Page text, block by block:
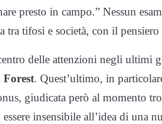
presto in campo.” Nessun
tra tifosi e società, con il
delle attenzioni negli ultimi
. Quest’ultimo, in
giudicata però al momento
insensibile all’idea di una